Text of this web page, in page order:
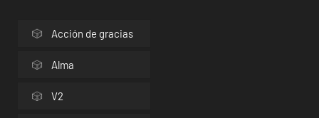
Acción de gracias
Alma
V2